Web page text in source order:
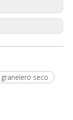
granelero seco